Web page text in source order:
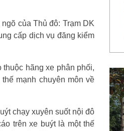
của Thủ đô: Trạm DK
cấp dịch vụ đăng kiểm
hãng xe phân phối,
mạnh chuyên môn về
chạy xuyên suốt nội đô
trên xe buýt là một thế